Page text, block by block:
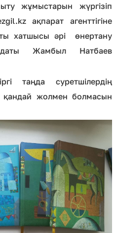
жұмыстарын жүргізіп
ақпарат агенттігіне
хатшысы әрі өнертану
Жамбыл Натбаев
таңда суретшілердің
жолмен болмасын